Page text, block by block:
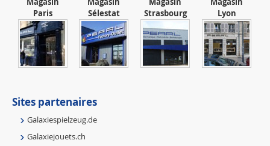
Paris
Sélestat
Strasbourg
Lyon
Sites partenaires
Galaxiespielzeug.de
Galaxiejouets.ch